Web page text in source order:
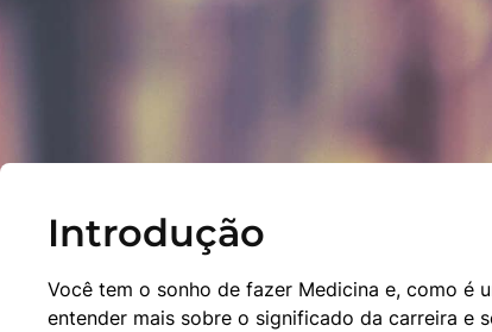
Introdução
Você tem o sonho de fazer Medicina e, como é
entender mais sobre o significado da carreira e